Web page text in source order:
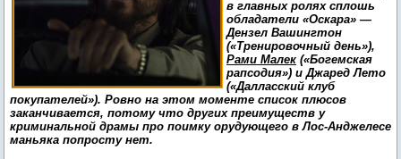
в главных ролях сплошь
обладатели «Оскара» —
Дензел Вашингтон
(«Тренировочный день»),
Рами Малек («Богемская
рапсодия») и Джаред Лето
(«Далласский клуб
покупателей»). Ровно на этом моменте список плюсов
заканчивается, потому что других преимуществ у
криминальной драмы про поимку орудующего в Лос-Анджелесе
маньяка попросту нет.